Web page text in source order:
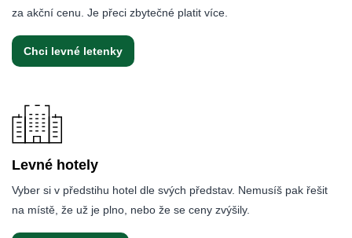
za akční cenu. Je přeci zbytečné platit více.
Chci levné letenky
Levné hotely
Vyber si v předstihu hotel dle svých představ. Nemusíš pak řešit
na místě, že už je plno, nebo že se ceny zvýšily.